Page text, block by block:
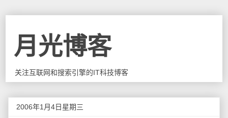
月光博客
关注互联网和搜索引擎的IT科技博客
2006年1月4日星期三